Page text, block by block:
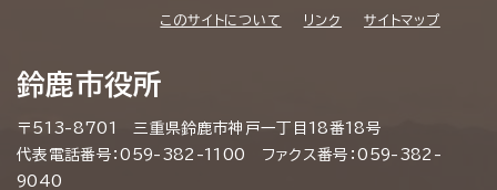
このサイトについて リンク サイトマップ
鈴鹿市役所
〒513-8701 三重県鈴鹿市神戸一丁目18番18号
代表電話番号：059-382-1100 ファクス番号：059-382-
9040